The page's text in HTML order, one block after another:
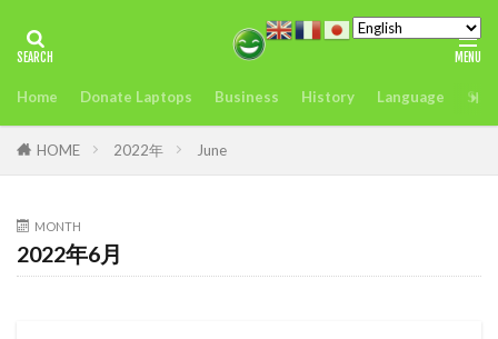
Home Donate Laptops Business History Language
HOME 2022年 June
MONTH
2022年6月
タグ
us
visit おすすめ
troops
オレンジデジタルセンター